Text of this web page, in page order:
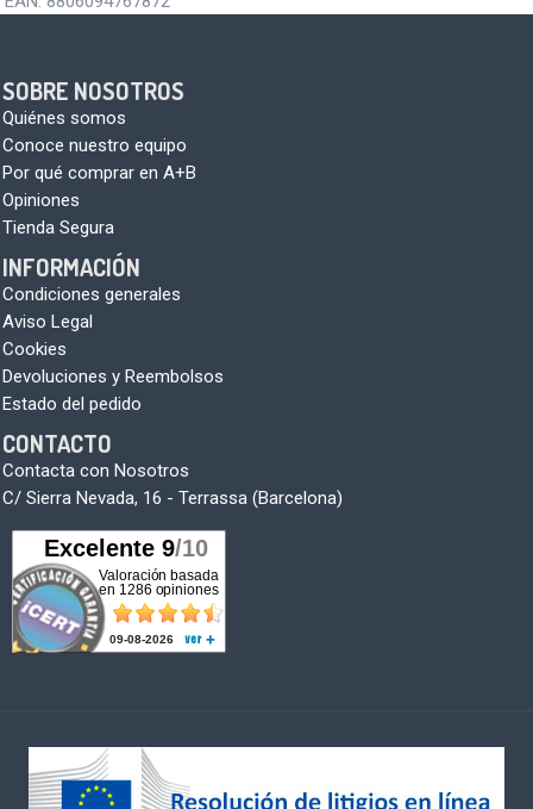
SOBRE NOSOTROS
Quiénes somos
Conoce nuestro equipo
Por qué comprar en A+B
Opiniones
Tienda Segura
INFORMACIÓN
Condiciones generales
Aviso Legal
Cookies
Devoluciones y Reembolsos
Estado del pedido
CONTACTO
Contacta con Nosotros
C/ Sierra Nevada, 16 - Terrassa (Barcelona)